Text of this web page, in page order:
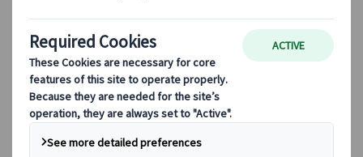
Saisonale Reisetipps
Highlights des Reiseziels
Kulturelle Einblicke
Kulinarische Erlebnisse
Entdecke Japan mit dem Zug
Häufig gestellte Fragen
Wichtige Informationen
Etikette in Japan
Autofahren in Japan
Bei uns buchen